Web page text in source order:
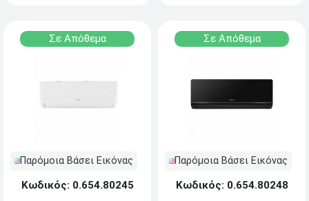
Σε Απόθεμα
Παρόμοια Βάσει Εικόνας
Κωδικός: 0.654.80245
Σε Απόθεμα
Παρόμοια Βάσει Εικόνας
Κωδικός: 0.654.80248